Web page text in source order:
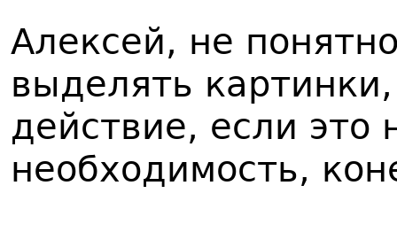
Алексей, не
выделять
действие, если это
необходимость,